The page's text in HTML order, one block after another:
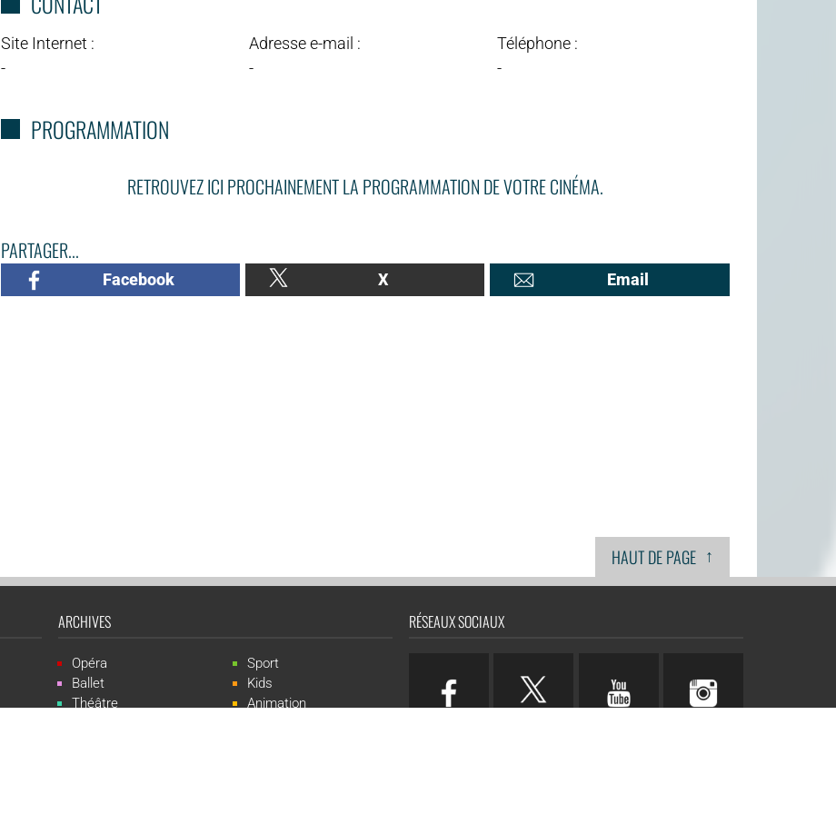
Site Internet :
-
Adresse e-mail :
-
Téléphone :
-
PROGRAMMATION
RETROUVEZ ICI PROCHAINEMENT LA PROGRAMMATION DE VOTRE CINÉMA.
PARTAGER...
Facebook X Email
HAUT DE PAGE ↑
ARCHIVES
Opéra
Ballet
Théâtre
Sport
Kids
Animation
RÉSEAUX SOCIAUX